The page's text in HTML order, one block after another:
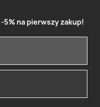
-5% na pierwszy zakup!